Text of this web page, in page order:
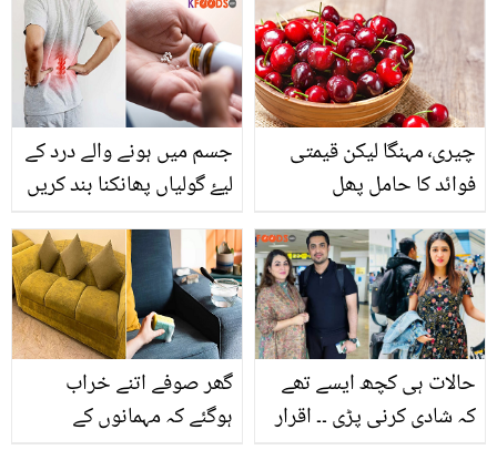
شادی نہ ہونے کا طعنہ
مارتے ہوئے لتاڑ دیا
فائدے جنھیں جان کر آپ
بھی اسے کھانا شروع
کردیں گے
جسم میں ہونے والے درد کے
لیۓ گولیاں پھانکنا بند کریں
درد میں آرام پائيں
چیری٬ مہنگا لیکن قیمتی
فوائد کا حامل پھل
گھر صوفے اتنے خراب
ہوگئے کہ مہمانوں کے
حالات ہی کچھ ایسے تھے
کہ شادی کرنی پڑی ۔۔ اقرار